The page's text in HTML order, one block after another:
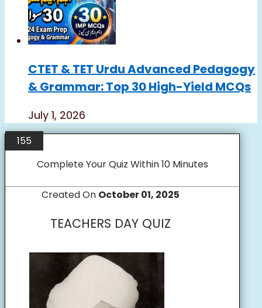
CTET & TET Urdu Advanced Pedagogy
& Grammar: Top 30 High-Yield MCQs
July 1, 2026
155
Complete Your Quiz Within 10 Minutes
Created On October 01, 2025
TEACHERS DAY QUIZ